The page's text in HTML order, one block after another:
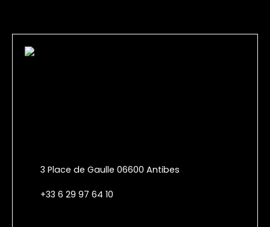
3 Place de Gaulle 06600 Antibes
+33 6 29 97 64 10